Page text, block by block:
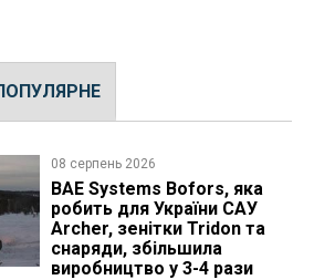
08 серпень 2026
BAE Systems Bofors, яка
робить для України САУ
Archer, зенітки Tridon та
снаряди, збільшила
виробництво у 3-4 рази